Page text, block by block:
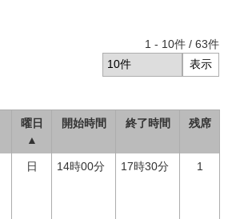
1 - 10件 / 63件
曜日
▲
開始時間 終了時間 残席
日 14時00分 17時30分 1